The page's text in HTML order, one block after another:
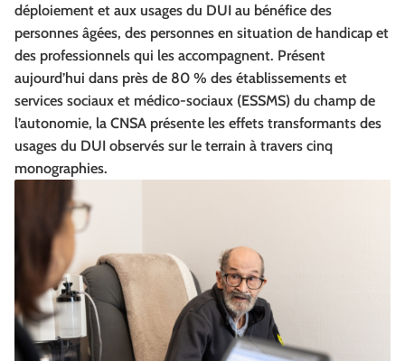
déploiement et aux usages du DUI au bénéfice des
personnes âgées, des personnes en situation de handicap et
des professionnels qui les accompagnent. Présent
aujourd’hui dans près de 80 % des établissements et
services sociaux et médico‑sociaux (ESSMS) du champ de
l’autonomie, la CNSA présente les effets transformants des
usages du DUI observés sur le terrain à travers cinq
monographies.